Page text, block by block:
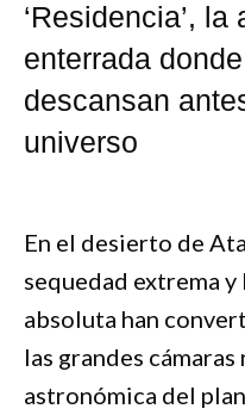
‘Residencia’, la
enterrada
descansan
universo
En el desierto de
sequedad extrema
absoluta han
las grandes
astronómica del